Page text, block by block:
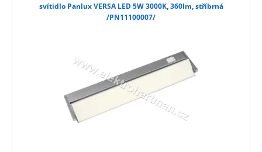
svítidlo Panlux VERSA LED 5W 3000K, 360lm, stříbrná
/PN11100007/